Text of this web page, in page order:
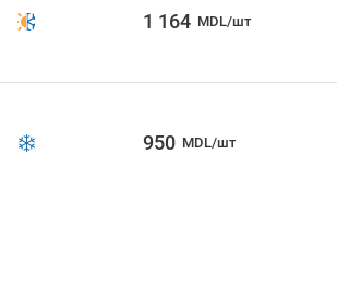
1 164 MDL/шт
950 MDL/шт